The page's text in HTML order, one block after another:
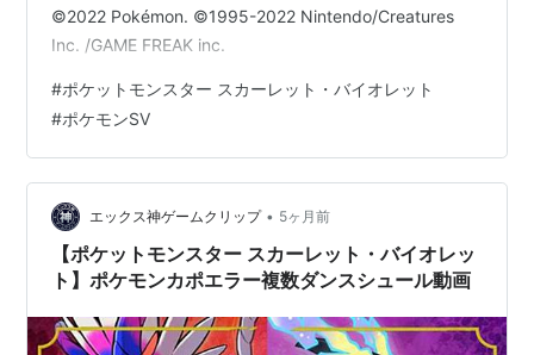
©2022 Pokémon. ©1995-2022 Nintendo/Creatures
Inc. /GAME FREAK inc.
#ポケットモンスター スカーレット・バイオレット
#ポケモンSV
エックス神ゲームクリップ • 5ヶ月前
【ポケットモンスター スカーレット・バイオレッ
ト】ポケモンカポエラー複数ダンスシュール動画